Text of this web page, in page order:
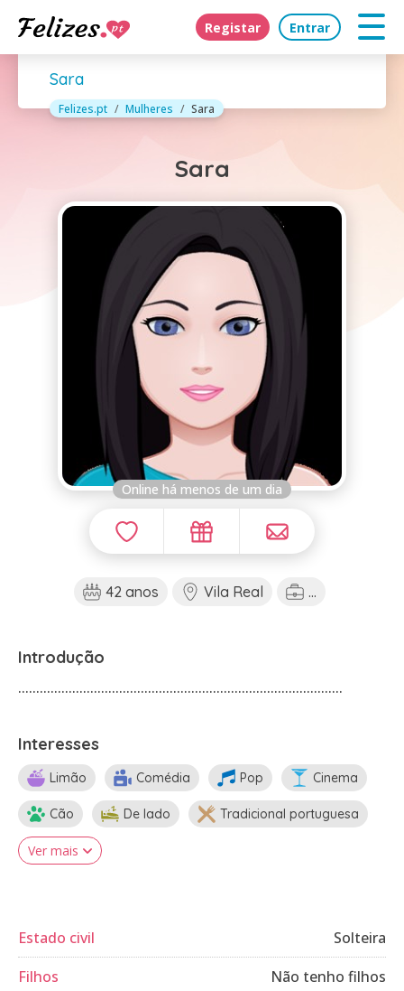
Registar Entrar
Sara
Felizes.pt Mulheres Sara
Sara
Online há menos de um dia
42 anos Vila Real ...
Introdução
..........................................................................................
Interesses
Limão Comédia Pop Cinema
Cão De lado Tradicional portuguesa
Ver mais
Estado civil
Solteira
Filhos
Não tenho filhos